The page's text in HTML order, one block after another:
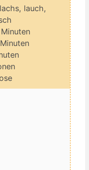
lauch,
Minuten
Minuten
Minuten